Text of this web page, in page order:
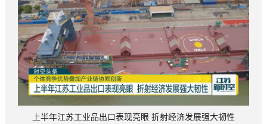
上半年江苏工业品出口表现亮眼 折射经济发展强大韧性